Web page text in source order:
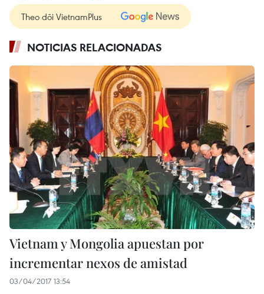
Theo dõi VietnamPlus
NOTICIAS RELACIONADAS
Vietnam y Mongolia apuestan por
incrementar nexos de amistad
03/04/2017 13:54